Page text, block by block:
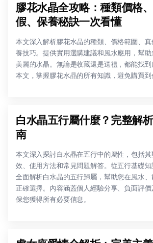
膠花水晶全攻略：種類價格
假、保養秘訣一次看懂
本文深入解析膠花水晶的種類、價格範圍、
養技巧。提供實用選購建議和風水應用，幫
美麗的水晶。無論是收藏還是送禮，都能找
本文，掌握膠花水晶的所有知識，避免購買到
白水晶五行屬什麼？完整解
南
本文深入探討白水晶在五行中的屬性，包括
效、使用方法和常見問題解答。從五行基礎知
全面解析白水晶的五行歸屬，幫助您在風水
正確選擇。內容涵蓋個人經驗分享、負面評
保您獲得所有必要信息。